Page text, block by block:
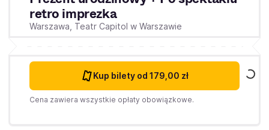
retro imprezka
Warszawa, Teatr Capitol w Warszawie
Kup bilety od 179,00 zł
Cena zawiera wszystkie opłaty obowiązkowe.